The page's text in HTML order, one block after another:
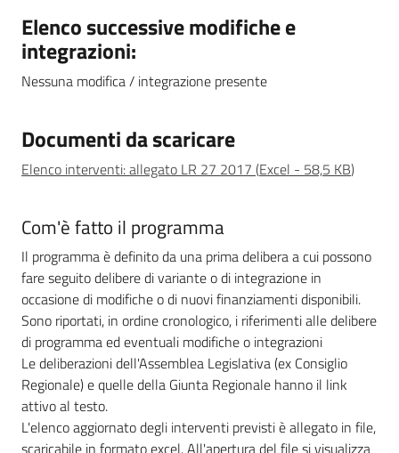
Novità
Servizi
Progetti
Elenco successive modifiche e
integrazioni:
Nessuna modifica / integrazione presente
Documenti da scaricare
Elenco interventi: allegato LR 27 2017 (Excel - 58,5 KB)
Com'è fatto il programma
Il programma è definito da una prima delibera a cui possono
fare seguito delibere di variante o di integrazione in
occasione di modifiche o di nuovi finanziamenti disponibili.
Sono riportati, in ordine cronologico, i riferimenti alle delibere
di programma ed eventuali modifiche o integrazioni
Le deliberazioni dell'Assemblea Legislativa (ex Consiglio
Regionale) e quelle della Giunta Regionale hanno il link
attivo al testo.
L'elenco aggiornato degli interventi previsti è allegato in file,
scaricabile in formato excel. All'apertura del file si visualizza